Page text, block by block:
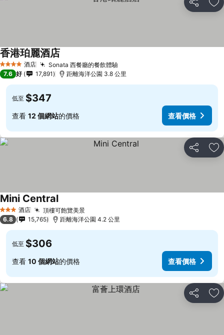
分享 放
4 星級 酒店 Sonata 西餐廳的餐飲體驗
香港珀麗酒店
7.6 好 17,891 距離海洋公園 3.8 公里
低至 $347
查看 12 個網站的價格 查看價格
分享 放
3 星級 酒店 頂樓可飽覽美景
Mini Central
6.8 15,765 距離海洋公園 4.2 公里
低至 $306
查看 10 個網站的價格 查看價格
分享 放